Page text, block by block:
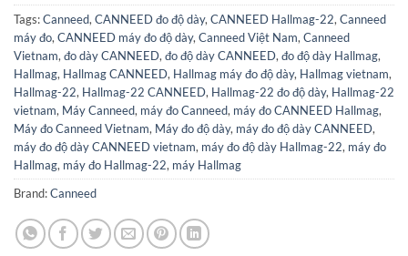
Tags:Canneed,CANNEED đo độ dày,CANNEED Hallmag-22,Canneed
máy đo,CANNEED máy đo độ dày,Canneed Việt Nam,Canneed
Vietnam,đo dày CANNEED,đo độ dày CANNEED,đo độ dày Hallmag,
Hallmag, Hallmag CANNEED, Hallmag máy đo độ dày, Hallmag vietnam,
Hallmag-22, Hallmag-22 CANNEED, Hallmag-22 đo độ dày, Hallmag-22
vietnam, Máy Canneed, máy đo Canneed, máy đo CANNEED Hallmag,
Máy đo Canneed Vietnam, Máy đo độ dày, máy đo độ dày CANNEED,
máy đo độ dày CANNEED vietnam, máy đo độ dày Hallmag-22, máy đo
Hallmag, máy đo Hallmag-22, máy Hallmag
Brand:Canneed